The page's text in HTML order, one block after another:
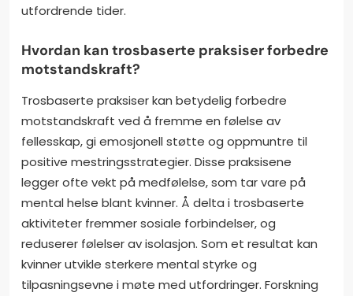
utfordrende tider.
Hvordan kan trosbaserte praksiser forbedre
motstandskraft?
Trosbaserte praksiser kan betydelig forbedre
motstandskraft ved å fremme en følelse av
fellesskap, gi emosjonell støtte og oppmuntre til
positive mestringsstrategier. Disse praksisene
legger ofte vekt på medfølelse, som tar vare på
mental helse blant kvinner. Å delta i trosbaserte
aktiviteter fremmer sosiale forbindelser, og
reduserer følelser av isolasjon. Som et resultat kan
kvinner utvikle sterkere mental styrke og
tilpasningsevne i møte med utfordringer. Forskning